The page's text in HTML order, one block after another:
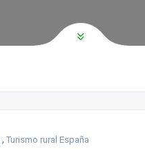
, Turismo rural España